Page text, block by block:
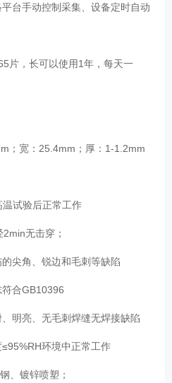
台手动控制采集、设备定时自动
片，长可以使用1年，每天一
；宽：25.4mm；厚：1-1.2mm
试验后正常工作
2min无击穿；
尖角、锐边和毛刺等缺陷
合GB10396
明亮、无毛刺焊缝无焊接缺陷
环境中正常工作
、镀锌喷塑；